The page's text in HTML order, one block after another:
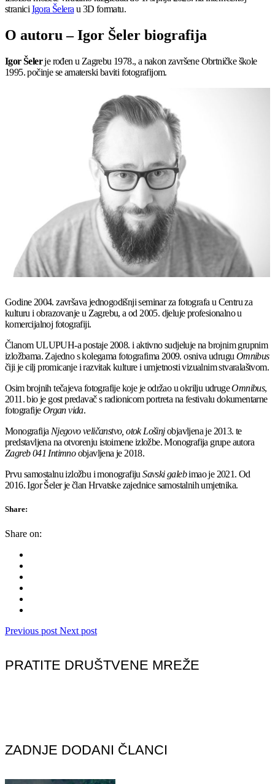
stranici Igora Šelera u 3D formatu.
O autoru – Igor Šeler biografija
Igor Šelerje rođen u Zagrebu 1978., a nakon završene Obrtničke škole
1995. počinje se amaterski baviti fotografijom.
Godine 2004. završava jednogodišnji seminar za fotografa u Centru za
kulturu i obrazovanje u Zagrebu, a od 2005. djeluje profesionalno u
komercijalnoj fotografiji.
Članom ULUPUH-a postaje 2008. i aktivno sudjeluje na brojnim grupnim
izložbama. Zajedno s kolegama fotografima 2009. osniva udrugu Omnibus
čiji je cilj promicanje i razvitak kulture i umjetnosti vizualnim stvaralaštvom.
Osim brojnih tečajeva fotografije koje je održao u okrilju udrugeOmnibus,
2011. bio je gost predavač s radionicom portreta na festivalu dokumentarne
fotografijeOrgan vida.
Monografija Njegovo veličanstvo, otok Lošinjobjavljena je 2013. te
predstavljena na otvorenju istoimene izložbe. Monografija grupe autora
Zagreb 041 Intimnoobjavljena je 2018.
Prvu samostalnu izložbu i monografijuSavski galebimao je 2021. Od
2016. Igor Šeler je član Hrvatske zajednice samostalnih umjetnika.
Share:
Share on:
Previous post Next post
PRATITE DRUŠTVENE MREŽE
ZADNJE DODANI ČLANCI